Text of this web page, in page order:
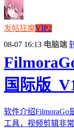
发帖狂魔VIP2
08-07 16:13 电脑端
国际版
软件介绍FilmoraGo
工具，视频剪辑非